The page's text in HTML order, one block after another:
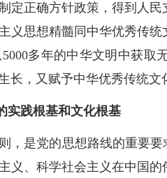
定正确方针政策，得到人
义思想精髓同中华优秀传
多年的中华文明中获
长，又赋予中华优秀传统文
实践根基和文化根基
，是党的思想路线的重要
义、科学社会主义在中国